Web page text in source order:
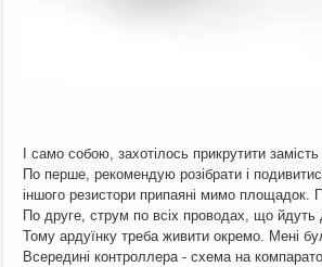
І само собою, захотілось прикрутити
По перше, рекомендую розібрати і
іншого резистори припаяні мимо площадок.
По друге, струм по всіх проводах, що йдуть
Тому ардуїнку треба живити окремо. Мені
Всередині контроллера - схема на